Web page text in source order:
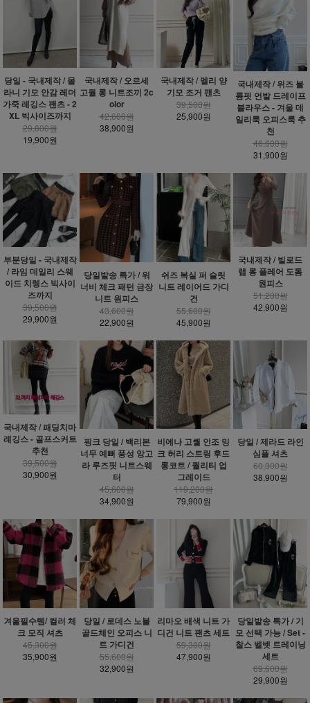
당일 - 국내제작 / 몰
라니 기모 안감 레더
가죽 레깅스 팬츠 - 2
XL 빅사이즈까지
29,800원
19,900원
국내제작 / 오르세
고퀄 롱 니트조끼 2c
olor
42,600원
38,900원
국내제작 / 멜리 양
기모 조거 팬츠
39,500원
25,900원
국내제작 / 위즈 볼
륨핏 언발 드레이프
블라우스 - 겨울 데
일리룩 오피스룩 추
천
46,600원
31,900원
부분당일 - 국내제작
/ 라임 데일리 스웨
이드 치렝스 빅사이
즈까지
39,500원
29,900원
당일발송 특가 / 워
너비 체크 패턴 금장
니트 원피스
43,600원
22,900원
쉬즈 복실 퍼 슬릿
니트 레이어드 가디
건
55,600원
45,900원
국내제작 / 빌로드
랩 롱 플레어 도톰
원피스
51,200원
42,900원
국내제작 / 패딩치마
레깅스 - 골프스커트
추천
39,500원
30,900원
핑크 당일 / 백리본
너무 예뻐 풍성 앙고
라 루즈핏 니트스웨
터
45,600원
34,900원
비에나 고퀄 인조 밍
크 허리 스트링 후드
롱코트 / 퀄리티 업
그레이드
119,200원
79,900원
당일 / 제라드 라인
심플 셔츠
60,300원
38,900원
겨울필수템/ 컬러 체
크 모직 셔츠
45,300원
35,900원
당일 / 로데스 노블
골드체인 오피스 니
트 가디건
55,600원
32,900원
리마오 배색 니트 가
디건 니트 팬츠 세트
59,300원
47,900원
당일발송 특가 / 기
모 선택 가능 / Set -
찰스 벨벳 트레이닝
세트
69,600원
29,900원